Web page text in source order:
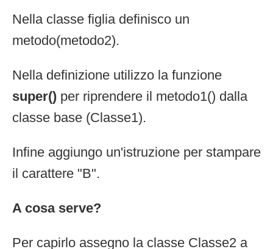
Nella classe figlia definisco un
metodo(metodo2).
Nella definizione utilizzo la funzione
super() per riprendere il metodo1() dalla
classe base (Classe1).
Infine aggiungo un'istruzione per stampare
il carattere "B".
A cosa serve?
Per capirlo assegno la classe Classe2 a